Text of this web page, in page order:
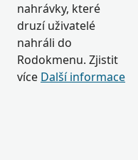
nahrávky, které
druzí uživatelé
nahráli do
Rodokmenu. Zjistit
více Další informace